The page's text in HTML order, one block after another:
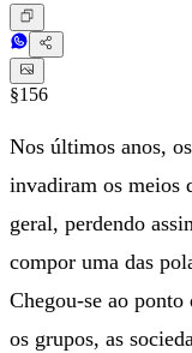
§156
Nos últimos anos,
invadiram os meios
geral, perdendo
compor uma das
Chegou-se ao
os grupos, as